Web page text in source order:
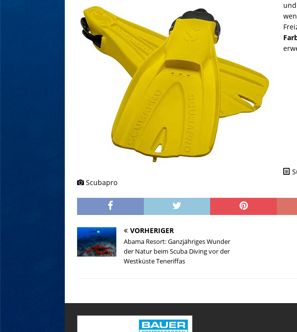
Scubapro
VORHERIGER
Abama Resort: Ganzjähriges Wunder
der Natur beim Scuba Diving vor der
Westküste Teneriffas